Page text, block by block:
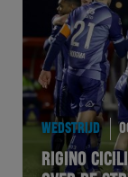
WEDSTRIJD
RIGINO